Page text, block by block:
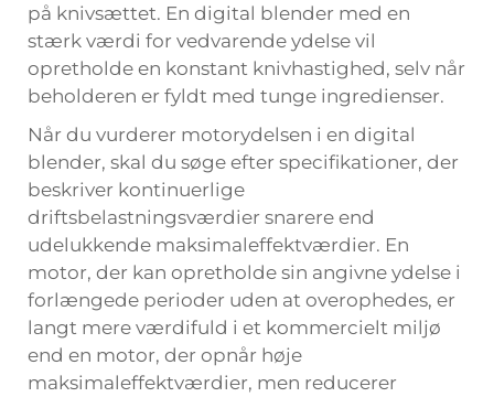
på knivsættet. En digital blender med en
stærk værdi for vedvarende ydelse vil
opretholde en konstant knivhastighed, selv når
beholderen er fyldt med tunge ingredienser.
Når du vurderer motorydelsen i en digital
blender, skal du søge efter specifikationer, der
beskriver kontinuerlige
driftsbelastningsværdier snarere end
udelukkende maksimaleffektværdier. En
motor, der kan opretholde sin angivne ydelse i
forlængede perioder uden at overophedes, er
langt mere værdifuld i et kommercielt miljø
end en motor, der opnår høje
maksimaleffektværdier, men reducerer